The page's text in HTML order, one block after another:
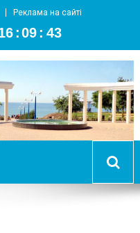
Реклама на сайті
:09 : 43
Южный